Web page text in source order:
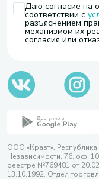
Даю согласие на
соответствии с
разъяснением
механизмом их
согласия или
ООО «Кравт». Республика
Независимости, 76, оф.
реестре №769481 от
13.10.1992. Отдел